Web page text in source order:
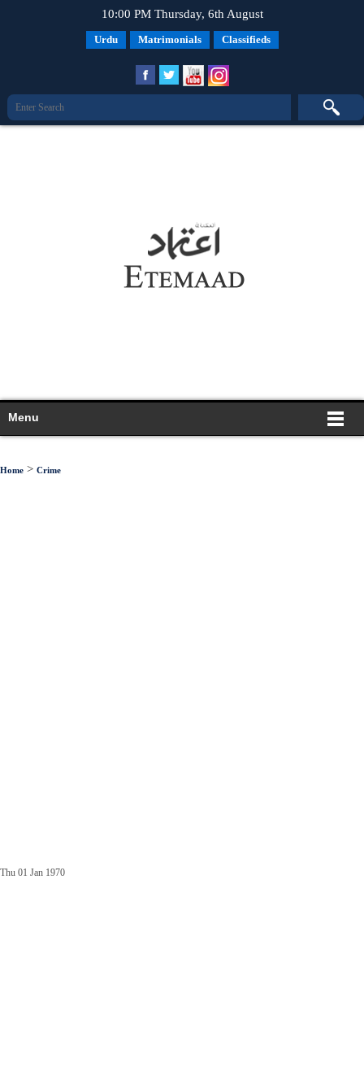
10:00 PM Thursday, 6th August
Urdu Matrimonials Classifieds
Menu
Home > Crime
Thu 01 Jan 1970